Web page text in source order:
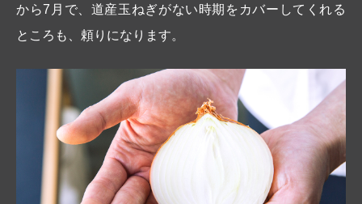
から7月で、道産玉ねぎがない時期をカバーしてくれる
ところも、頼りになります。